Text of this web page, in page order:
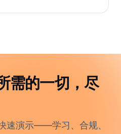
需的一切，尽
速演示——学习、合规、